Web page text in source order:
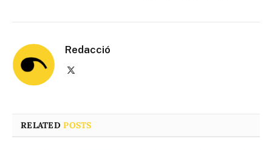
Redacció
RELATEDPOSTS